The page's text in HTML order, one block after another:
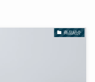
商品紹介